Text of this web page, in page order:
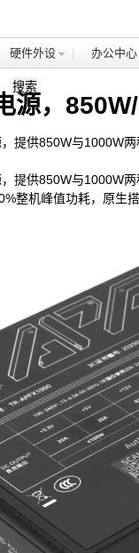
硬件外设 办公中心
源，
提供850W与1000W
提供850W与1000W
整机峰值功耗，原